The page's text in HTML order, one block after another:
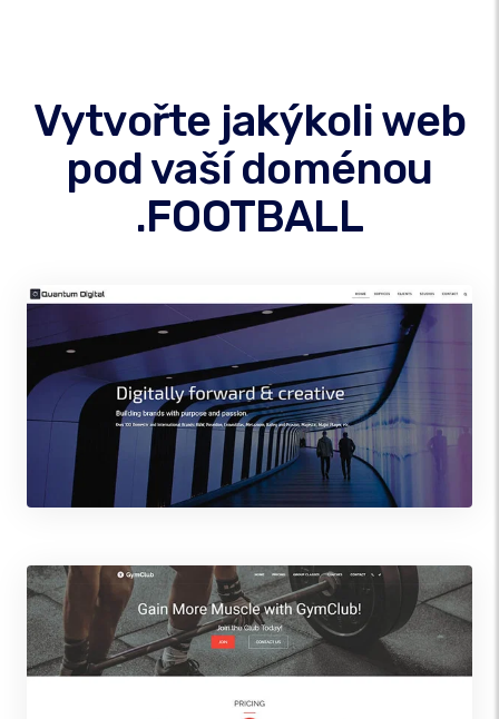
Vytvořte jakýkoli web
pod vaší doménou
.FOOTBALL